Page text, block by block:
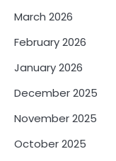
March 2026
February 2026
January 2026
December 2025
November 2025
October 2025